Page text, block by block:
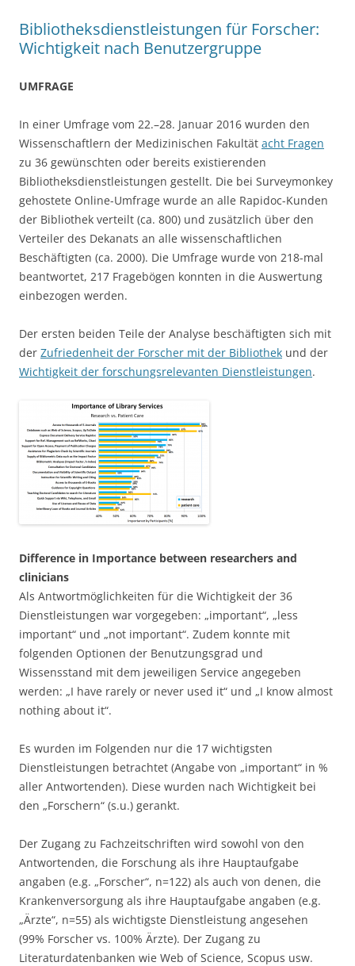
Bibliotheksdienstleistungen für Forscher:
Wichtigkeit nach Benutzergruppe
UMFRAGE
In einer Umfrage vom 22.–28. Januar 2016 wurden den
Wissenschaftlern der Medizinischen Fakultät acht Fragen
zu 36 gewünschten oder bereits existierenden
Bibliotheksdienstleistungen gestellt. Die bei Surveymonkey
gehostete Online-Umfrage wurde an alle Rapidoc-Kunden
der Bibliothek verteilt (ca. 800) und zusätzlich über den
Verteiler des Dekanats an alle wissenschaftlichen
Beschäftigten (ca. 2000). Die Umfrage wurde von 218-mal
beantwortet, 217 Fragebögen konnten in die Auswertung
einbezogen werden.
Der ersten beiden Teile der Analyse beschäftigten sich mit
der Zufriedenheit der Forscher mit der Bibliothek und der
Wichtigkeit der forschungsrelevanten Dienstleistungen.
Difference in Importance between researchers and
clinicians
Als Antwortmöglichkeiten für die Wichtigkeit der 36
Dienstleistungen war vorgegeben: „important“, „less
important“ und „not important“. Zudem konnte mit
folgenden Optionen der Benutzungsgrad und
Wissensstand mit dem jeweiligen Service angegeben
werden: „I have rarely or never used it“ und „I know almost
nothing about it“.
Es wurden im Folgenden nur die 17 wichtigsten
Dienstleistungen betrachtet (Angabe von „important“ in %
aller Antwortenden). Diese wurden nach Wichtigkeit bei
den „Forschern“ (s.u.) gerankt.
Der Zugang zu Fachzeitschriften wird sowohl von den
Antwortenden, die Forschung als ihre Hauptaufgabe
angaben (e.g. „Forscher“, n=122) als auch von denen, die
Krankenversorgung als ihre Hauptaufgabe angaben (e.g.
„Ärzte“, n=55) als wichtigste Dienstleistung angesehen
(99% Forscher vs. 100% Ärzte). Der Zugang zu
Literaturdatenbanken wie Web of Science, Scopus usw.